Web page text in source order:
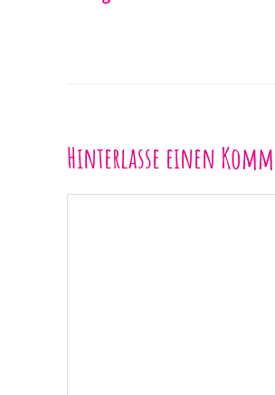
Hinterlasse einen